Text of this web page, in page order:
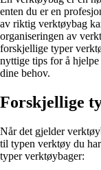
enten du er en
av riktig verktøybag
organiseringen av
forskjellige typer
nyttige tips for å
dine behov.
Forskjellige
Når det gjelder
til typen verktøy du
typer verktøybager: